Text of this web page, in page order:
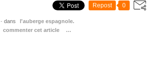
Repost 0
- dans
l'auberge espagnole.
commenter cet article
…